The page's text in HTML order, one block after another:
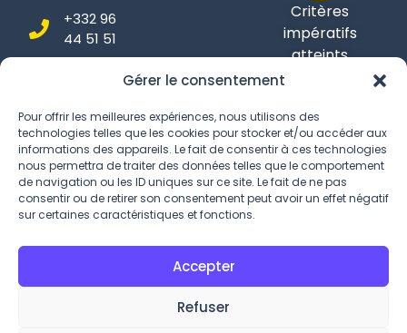
Gérer le consentement
Pour offrir les meilleures expériences, nous utilisons des
technologies telles que les cookies pour stocker et/ou accéder aux
informations des appareils. Le fait de consentir à ces technologies
nous permettra de traiter des données telles que le comportement
de navigation ou les ID uniques sur ce site. Le fait de ne pas
consentir ou de retirer son consentement peut avoir un effet négatif
sur certaines caractéristiques et fonctions.
Accepter
Refuser
+332 96
44 51 51
Critères
impératifs
atteints
Conditions Générales
Politique de confidentialité
Gestion des Cookies